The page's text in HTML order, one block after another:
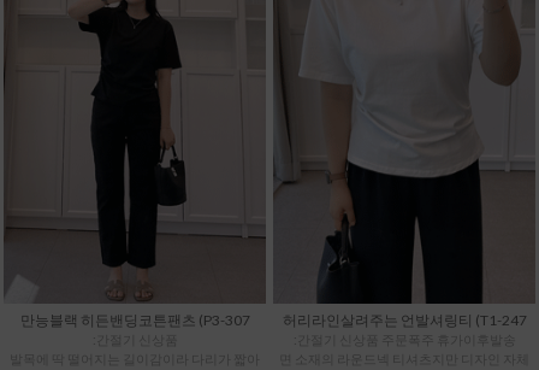
만능블랙 히든밴딩코튼팬츠 (P3-307
:간절기 신상품
발목에 딱 떨어지는 길이감이라 다리가 짧아
허리라인살려주는 언발셔링티 (T1-247
:간절기 신상품 주문폭주 휴가이후발송
면 소재의 라운드넥 티셔츠지만 디자인 자체